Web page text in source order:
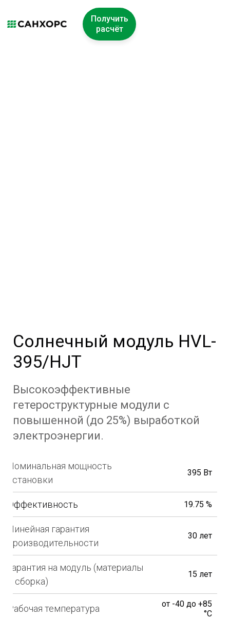
Получить
расчёт
Солнечный модуль HVL-
395/HJT
Высокоэффективные
гетероструктурные модули с
повышенной (до 25%) выработкой
электроэнергии.
Номинальная мощность
установки
395 Вт
Эффективность 19.75 %
Линейная гарантия
производительности
30 лет
Гарантия на модуль (материалы
и сборка)
15 лет
Рабочая температура
от -40 до +85
°С